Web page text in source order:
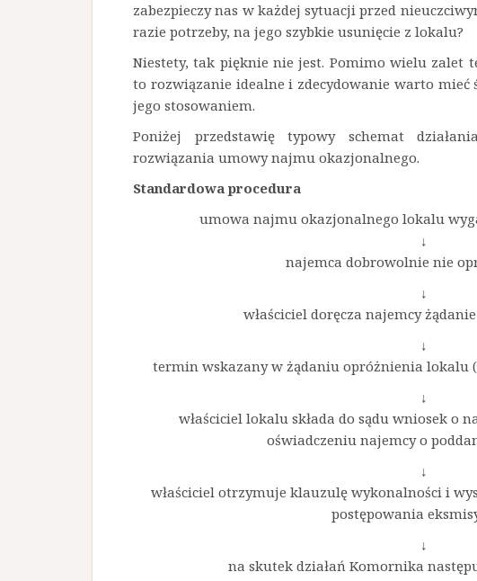
zabezpieczy nas w każdej sytuacji przed
razie potrzeby, na jego szybkie usunięcie z lokalu?
Niestety, tak pięknie nie jest. Pomimo wielu zalet
to rozwiązanie idealne i zdecydowanie warto mieć
jego stosowaniem.
Poniżej przedstawię typowy schemat
rozwiązania umowy najmu okazjonalnego.
Standardowa procedura
umowa najmu okazjonalnego lokalu
↓
najemca dobrowolnie nie
↓
właściciel doręcza najemcy
↓
termin wskazany w żądaniu opróżnienia lokalu
↓
właściciel lokalu składa do sądu wniosek o
oświadczeniu najemcy o
↓
właściciel otrzymuje klauzulę wykonalności i
postępowania
↓
na skutek działań Komornika